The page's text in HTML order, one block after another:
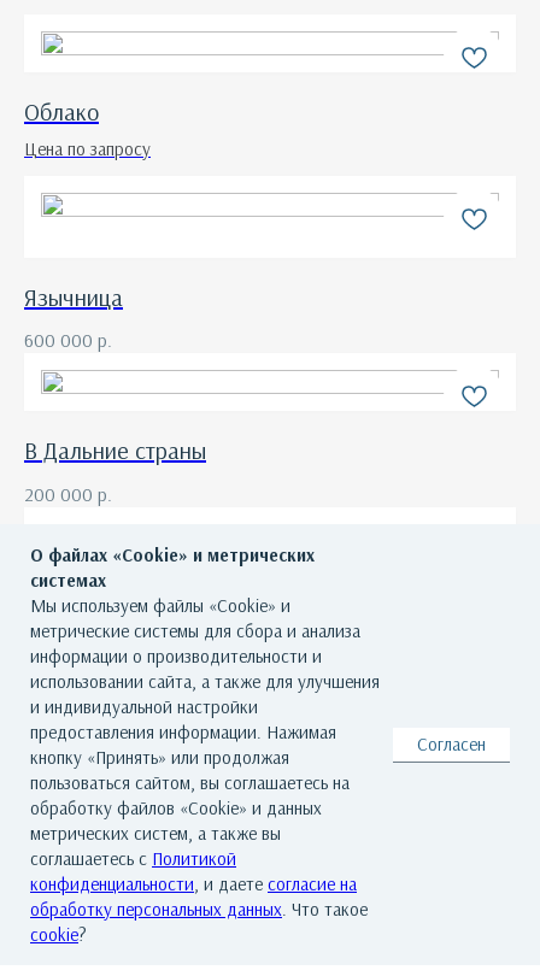
Облако
Цена по запросу
Язычница
600 000 р.
В Дальние страны
200 000 р.
Вратарь
130 000 р.
ГЛАВНАЯ О ГАЛЕРЕЕ
КАТАЛОГ РАБОТ СОБЫТИЯ
О файлах «Cookie» и метрических
системах
Мы используем файлы «Cookie» и
метрические системы для сбора и анализа
информации о производительности и
использовании сайта, а также для улучшения
и индивидуальной настройки
предоставления информации. Нажимая
кнопку «Принять» или продолжая
пользоваться сайтом, вы соглашаетесь на
обработку файлов «Cookie» и данных
метрических систем, а также вы
соглашаетесь с Политикой
конфиденциальности, и даете согласие на
обработку персональных данных. Что такое
cookie?
Согласен